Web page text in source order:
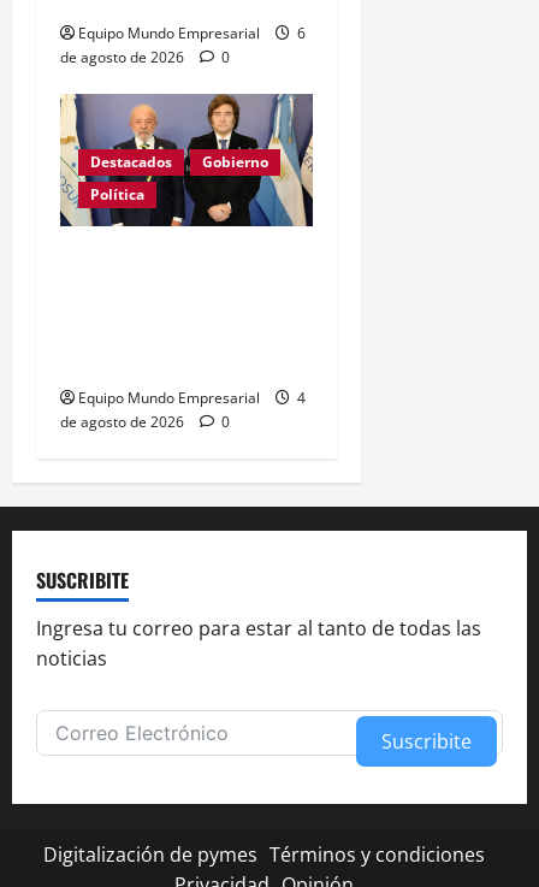
Equipo Mundo Empresarial
6
de agosto de 2026
0
Destacados
Gobierno
Política
Equipo Mundo Empresarial
4
de agosto de 2026
0
SUSCRIBITE
Ingresa tu correo para estar al tanto de todas las
noticias
Suscribite
Digitalización de pymes Términos y condiciones